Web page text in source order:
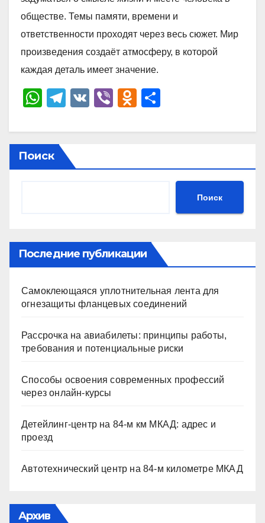
обществе. Темы памяти, времени и
ответственности проходят через весь сюжет. Мир
произведения создаёт атмосферу, в которой
каждая деталь имеет значение.
W
at
s
A
T
e
gr
a
V
Vi
er
O
n
kl
ki
р
в
ть
Поиск
Поиск
Последние публикации
Самоклеющаяся уплотнительная лента для
огнезащиты фланцевых соединений
Рассрочка на авиабилеты: принципы работы,
требования и потенциальные риски
Способы освоения современных профессий
через онлайн-курсы
Детейлинг-центр на 84-м км МКАД: адрес и
проезд
Автотехнический центр на 84-м километре МКАД
Архив